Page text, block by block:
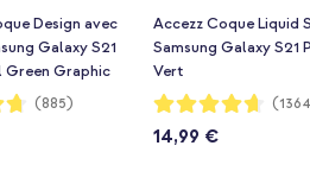
Design avec
Galaxy S21
Green Graphic
(885)
Accezz Coque Liquid
Samsung Galaxy S21
Vert
Notation:
93%
14,99 €